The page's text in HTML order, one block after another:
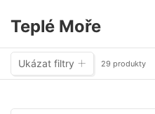
Teplé Moře
Ukázat filtry 29 produkty